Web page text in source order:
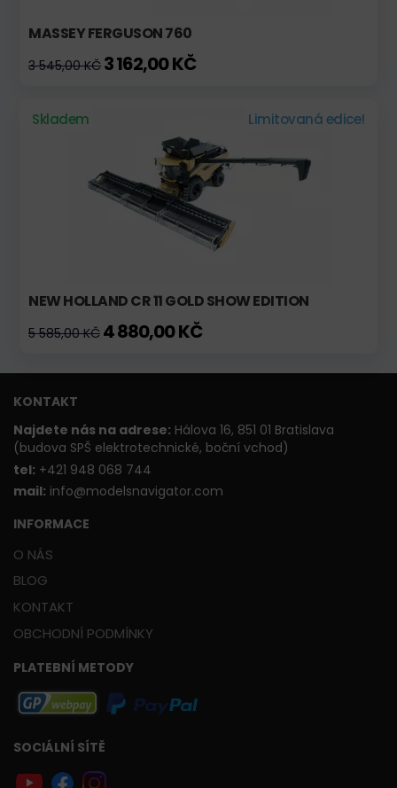
MASSEY FERGUSON 760
3 545,00 KČ 3 162,00 KČ
Skladem Limitovaná edice!
NEW HOLLAND CR 11 GOLD SHOW EDITION
5 585,00 KČ 4 880,00 KČ
KONTAKT
Najdete nás na adrese: Hálova 16, 851 01 Bratislava
(budova SPŠ elektrotechnické, boční vchod)
tel: +421 948 068 744
mail: info@modelsnavigator.com
INFORMACE
O NÁS
BLOG
KONTAKT
OBCHODNÍ PODMÍNKY
PLATEBNÍ METODY
SOCIÁLNÍ SÍTĚ